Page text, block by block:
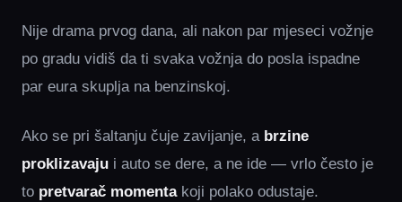
Nije drama prvog dana, ali nakon par mjeseci vožnje
po gradu vidiš da ti svaka vožnja do posla ispadne
par eura skuplja na benzinskoj.
Ako se pri šaltanju čuje zavijanje, a brzine
proklizavaju i auto se dere, a ne ide — vrlo često je
to pretvarač momentakoji polako odustaje.